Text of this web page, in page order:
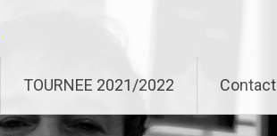
TOURNEE 2021/2022 Contact